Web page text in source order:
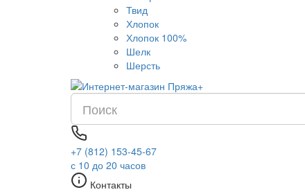
Твид
Хлопок
Хлопок 100%
Шелк
Шерсть
+7 (812) 153-45-67
с 10 до 20 часов
Контакты